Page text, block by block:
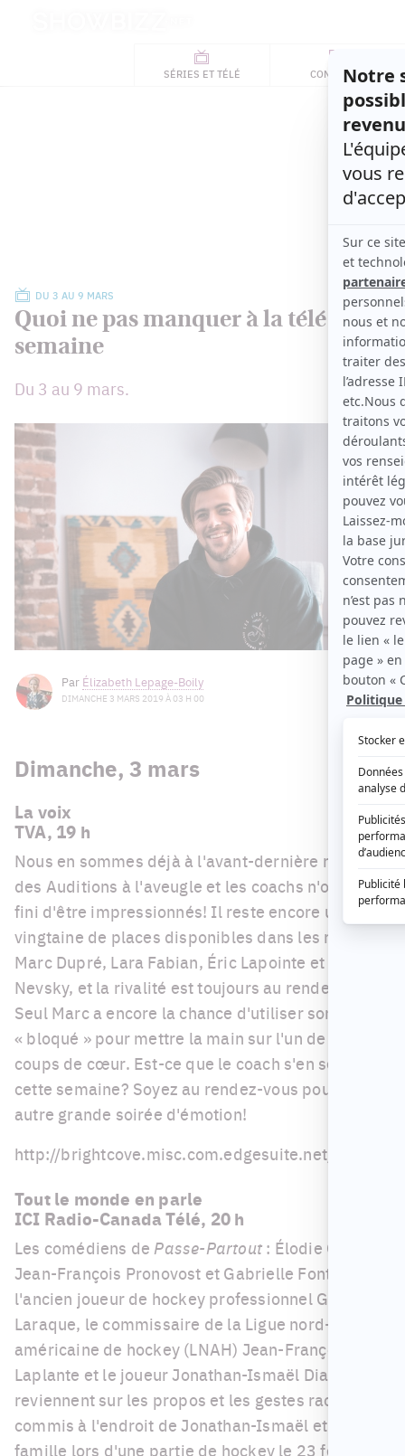
SÉRIES ET TÉLÉ CONCOURS
DU 3 AU 9 MARS
Quoi ne pas manquer à la télé cette
semaine
Du 3 au 9 mars.
Par Élizabeth Lepage-Boily
DIMANCHE 3 MARS 2019 À 03 H 00
Dimanche, 3 mars
La voix
TVA, 19 h
Nous en sommes déjà à l'avant-dernière ronde
des Auditions à l'aveugle et les coachs n'ont pas
fini d'être impressionnés! Il reste encore une
vingtaine de places disponibles dans les rangs de
Marc Dupré, Lara Fabian, Éric Lapointe et Alex
Nevsky, et la rivalité est toujours au rendez-vous!
Seul Marc a encore la chance d'utiliser son bouton
« bloqué » pour mettre la main sur l'un de ses
coups de cœur. Est-ce que le coach s'en servira
cette semaine? Soyez au rendez-vous pour une
autre grande soirée d'émotion!
http://brightcove.misc.com.edgesuite.net/
Tout le monde en parle
ICI Radio-Canada Télé, 20 h
Les comédiens de Passe-Partout : Élodie Grenier,
Jean-François Pronovost et Gabrielle Fontaine;
l'ancien joueur de hockey professionnel Georges
Laraque, le commissaire de la Ligue nord-
américaine de hockey (LNAH) Jean-François
Laplante et le joueur Jonathan-Ismaël Diaby
reviennent sur les propos et les gestes racistes
commis à l'endroit de Jonathan-Ismaël et sa
famille lors d'une partie de hockey le 23 février.